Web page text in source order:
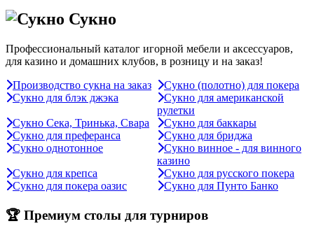
Сукно
Профессиональный каталог игорной мебели и аксессуаров,
для казино и домашних клубов, в розницу и на заказ!
Производство сукна на заказ
Сукно (полотно) для покера
Сукно для блэк джэка
Сукно для американской
рулетки
Сукно Сека, Тринька, Свара
Сукно для баккары
Сукно для преферанса
Сукно для бриджа
Сукно однотонное
Сукно винное - для винного
казино
Сукно для крепса
Сукно для русского покера
Сукно для покера оазис
Сукно для Пунто Банко
🏆 Премиум столы для турниров